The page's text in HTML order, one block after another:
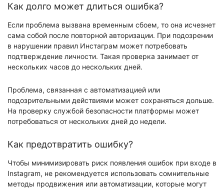
Как долго может длиться ошибка?
Если проблема вызвана временным сбоем, то она исчезнет
сама собой после повторной авторизации. При подозрении
в нарушении правил Инстаграм может потребовать
подтверждение личности. Такая проверка занимает от
нескольких часов до нескольких дней.
Проблема, связанная с автоматизацией или
подозрительными действиями может сохраняться дольше.
На проверку службой безопасности платформы может
потребоваться от нескольких дней до недели.
Как предотвратить ошибку?
Чтобы минимизировать риск появления ошибок при входе в
Instagram, не рекомендуется использовать сомнительные
методы продвижения или автоматизации, которые могут